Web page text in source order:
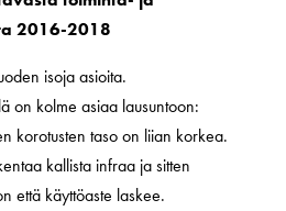
2016-2018
isoja asioita.
on kolme asiaa lausuntoon:
korotusten taso on liian korkea.
kallista infraa ja sitten
että käyttöaste laskee.